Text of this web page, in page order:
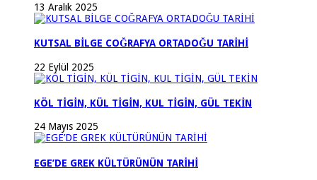
13 Aralık 2025
KUTSAL BİLGE COĞRAFYA ORTADOĞU TARİHİ
22 Eylül 2025
KÖL TİGİN, KÜL TİGİN, KUL TİGİN, GÜL TEKİN
24 Mayıs 2025
EGE’DE GREK KÜLTÜRÜNÜN TARİHİ